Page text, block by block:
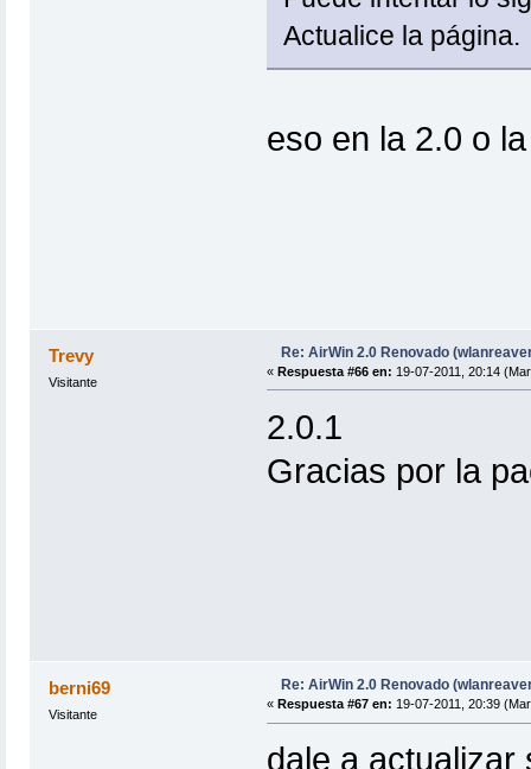
Actualice la página.
eso en la 2.0 o
Trevy
Visitante
Re: AirWin 2.0 Renovado
« Respuesta #66 en: 19-07-2011, 20:14
2.0.1
Gracias por la
berni69
Visitante
Re: AirWin 2.0 Renovado
« Respuesta #67 en: 19-07-2011, 20:39
dale a actualizar